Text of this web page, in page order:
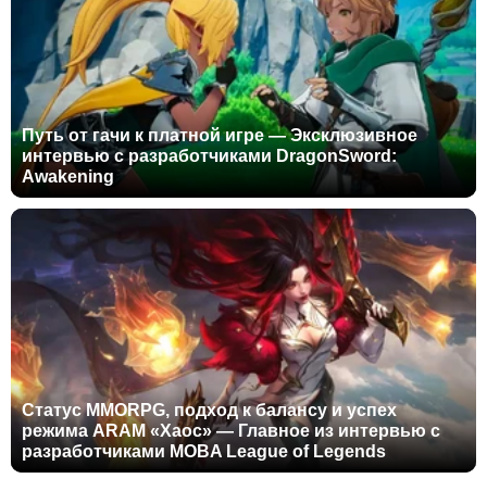
Путь от гачи к платной игре — Эксклюзивное
интервью с разработчиками DragonSword:
Awakening
Статус MMORPG, подход к балансу и успех
режима ARAM «Хаос» — Главное из интервью с
разработчиками MOBA League of Legends